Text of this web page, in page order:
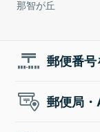
那智が丘
郵便番
郵便局